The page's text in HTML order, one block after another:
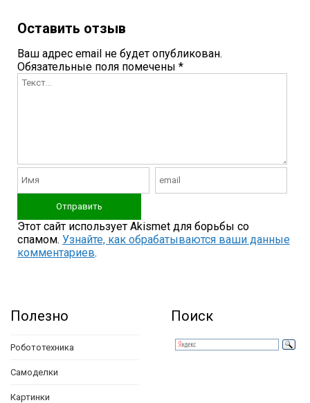
Оставить отзыв
Ваш адрес email не будет опубликован.
Обязательные поля помечены *
Этот сайт использует Akismet для борьбы со
спамом. Узнайте, как обрабатываются ваши данные
комментариев.
Полезно
Робототехника
Самоделки
Картинки
Поиск